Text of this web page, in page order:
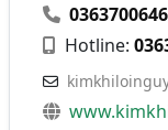
0363700646
Hotline: